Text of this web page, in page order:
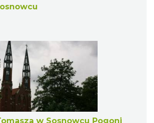
w Sosnowcu Pogoni